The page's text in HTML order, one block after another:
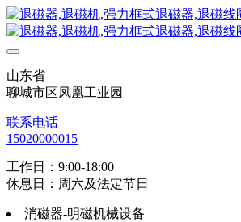
山东省
聊城市区凤凰工业园
联系电话
15020000015
工作日：9:00-18:00
休息日：周六及法定节日
消磁器-明磁机械设备